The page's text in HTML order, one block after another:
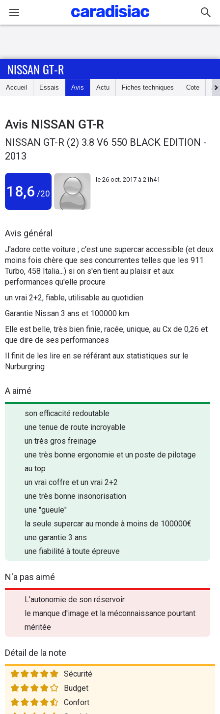
Accueil
Essais
Guide
d'achat
Utilitaires
Flottes
Services
Forum
Marques
NISSAN GT-R
Accueil Essais Avis Actu Fiches techniques Cote
Avis NISSAN GT-R
NISSAN GT-R (2) 3.8 V6 550 BLACK EDITION -
2013
18,6 /20
le 26 oct. 2017 à 21h41
Avis général
J'adore cette voiture ; c'est une supercar accessible (et deux
moins fois chère que ses concurrentes telles que les 911
Turbo, 458 Italia...) si on s'en tient au plaisir et aux
performances qu'elle procure
un vrai 2+2, fiable, utilisable au quotidien
Garantie Nissan 3 ans et 100000 km
Elle est belle, très bien finie, racée, unique, au Cx de 0,26 et
que dire de ses performances
Il finit de les lire en se référant aux statistiques sur le
Nurburgring
A aimé
son efficacité redoutable
une tenue de route incroyable
un très gros freinage
une très bonne ergonomie et un poste de pilotage
au top
un vrai coffre et un vrai 2+2
une très bonne insonorisation
une "gueule"
la seule supercar au monde à moins de 100000€
une garantie 3 ans
une fiabilité à toute épreuve
N'a pas aimé
L'autonomie de son réservoir
le manque d'image et la méconnaissance pourtant
méritée
Détail de la note
Sécurité
Budget
Confort